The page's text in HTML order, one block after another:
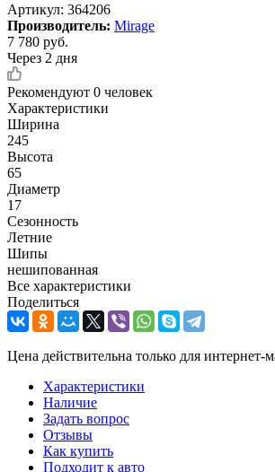
Артикул: 364206
Производитель: Mirage
7 780 руб.
Через 2 дня
Рекомендуют 0 человек
Характеристики
Ширина
245
Высота
65
Диаметр
17
Сезонность
Летние
Шипы
нешипованная
Все характеристики
Поделиться
Цена действительна только для
Характеристики
Наличие
Задать вопрос
Отзывы
Как купить
Подходит к авто